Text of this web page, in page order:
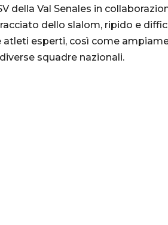
della Val Senales in
dello slalom, ripido e
atleti esperti, così come
squadre nazionali.